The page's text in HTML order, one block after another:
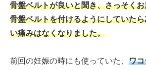
骨盤ベルトが良いと聞き、さっそく
骨盤ベルトを付けるようにしていたら
い痛みはなくなりました。
前回の妊娠の時にも使っていた、 ワ